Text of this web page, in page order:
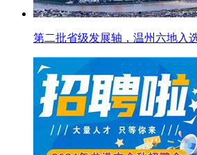
第二批省级发展轴，温州六地入